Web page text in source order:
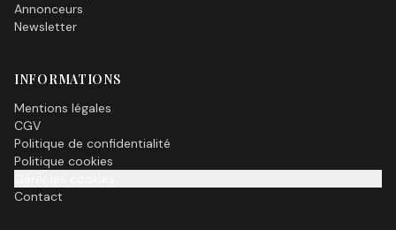
Annonceurs
Newsletter
INFORMATIONS
Mentions légales
CGV
Politique de confidentialité
Politique cookies
Contact